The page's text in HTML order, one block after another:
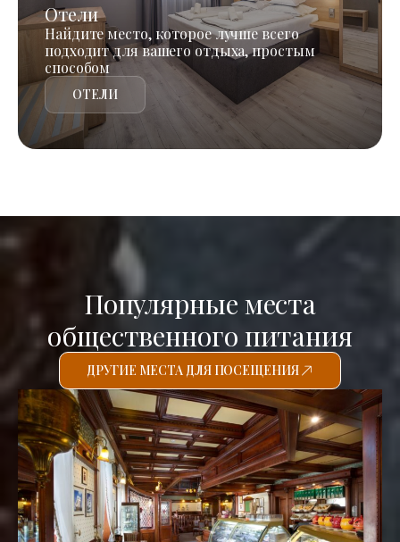
Отели
Найдите место, которое лучше всего
подходит для вашего отдыха, простым
способом
ОТЕЛИ
Популярные места
общественного питания
ДРУГИЕ МЕСТА ДЛЯ ПОСЕЩЕНИЯ